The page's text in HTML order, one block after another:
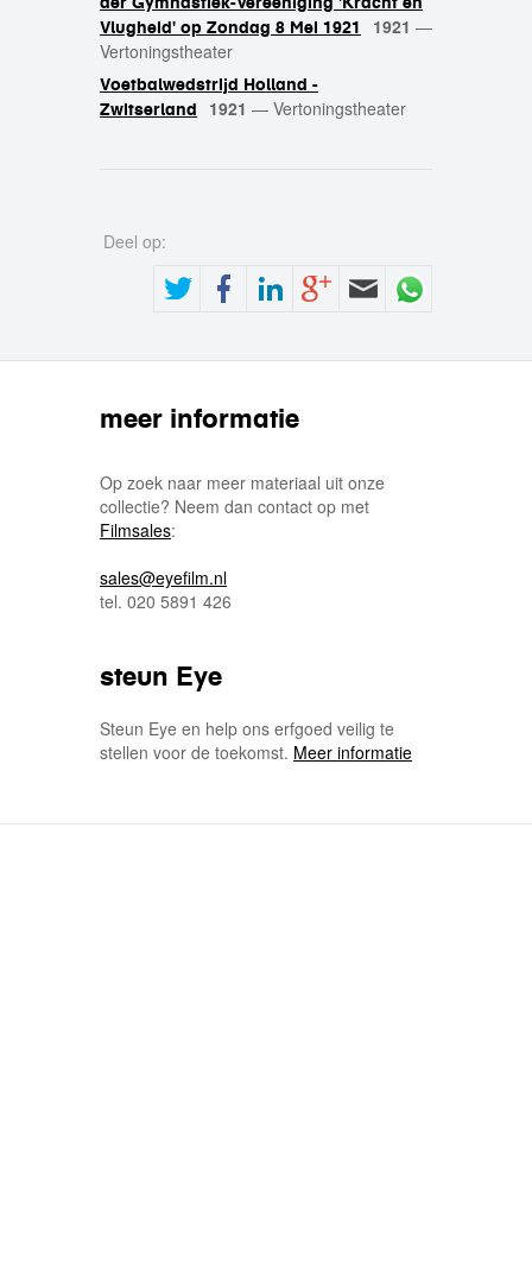
Vlugheid' op Zondag 8 Mei 1921
1921 —
Vertoningstheater
Voetbalwedstrijd Holland -
Zwitserland
1921 — Vertoningstheater
Deel op:
meer informatie
Op zoek naar meer materiaal uit onze
collectie? Neem dan contact op met
Filmsales:
sales@eyefilm.nl
tel. 020 5891 426
steun Eye
Steun Eye en help ons erfgoed veilig te
stellen voor de toekomst. Meer informatie